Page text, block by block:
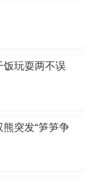
饭玩耍两不误
熊突发“笋笋争